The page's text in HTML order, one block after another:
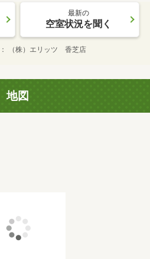
最新の
空室状況を聞く
（株）エリッツ 香芝店
地図